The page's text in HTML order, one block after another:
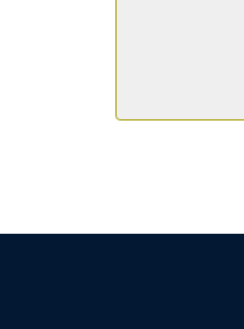
Se ofrece